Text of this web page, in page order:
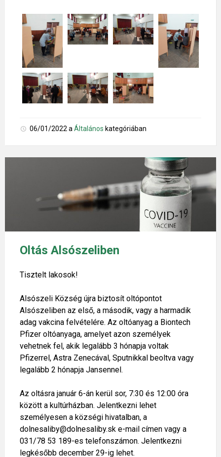
06/01/2022 a Általános kategóriában
Oltás Alsószeliben
Tisztelt lakosok!
Alsószeli Község újra biztosít oltópontot
Alsószeliben az első, a második, vagy a harmadik
adag vakcina felvételére. Az oltóanyag a Biontech
Pfizer oltóanyaga, amelyet azon személyek
vehetnek fel, akik legalább 3 hónapja voltak
Pfizerrel, Astra Zenecával, Sputnikkal beoltva vagy
legalább 2 hónapja Jansennel.
Az oltásra január 6-án kerül sor, 7:30 és 12:00 óra
között a kultúrházban. Jelentkezni lehet
személyesen a községi hivatalban, a
dolnesaliby@dolnesaliby.sk e-mail címen vagy a
031/78 53 189-es telefonszámon. Jelentkezni
legkésőbb december 29-ig lehet.